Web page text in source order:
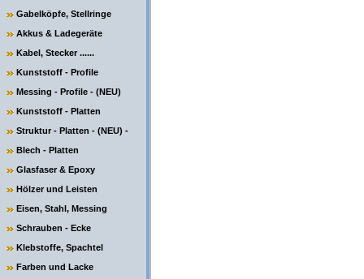
Gabelköpfe, Stellringe
Akkus & Ladegeräte
Kabel, Stecker ......
Kunststoff - Profile
Messing - Profile - (NEU)
Kunststoff - Platten
Struktur - Platten - (NEU) -
Blech - Platten
Glasfaser & Epoxy
Hölzer und Leisten
Eisen, Stahl, Messing
Schrauben - Ecke
Klebstoffe, Spachtel
Farben und Lacke